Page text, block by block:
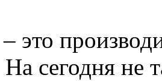
это
сегодня не